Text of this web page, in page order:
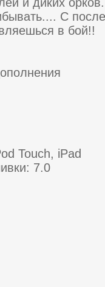
C
в бoй!!
Touch, iPad
7.0